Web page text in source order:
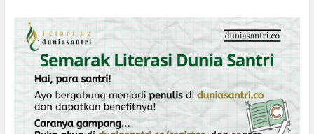
g
a
p
s
p
o
s
t
:
t
: